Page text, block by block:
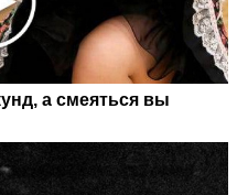
а смеяться вы